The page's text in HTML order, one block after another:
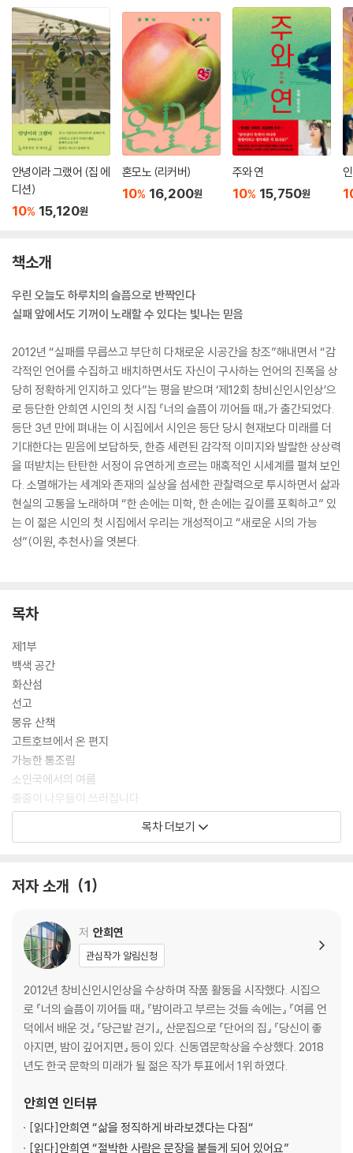
안녕이라 그랬어 (집 에
디션)
10% 15,120원
혼모노 (리커버)
10% 16,200원
주와 연
10% 15,750원
책소개
우린 오늘도 하루치의 슬픔으로 반짝인다
실패 앞에서도 기꺼이 노래할 수 있다는 빛나는 믿음
2012년 “실패를 무릅쓰고 부단히 다채로운 시공간을 창조”해내면서 “감
각적인 언어를 수집하고 배치하면서도 자신이 구사하는 언어의 진폭을 상
당히 정확하게 인지하고 있다”는 평을 받으며 ‘제12회 창비신인시인상’으
로 등단한 안희연 시인의 첫 시집 『너의 슬픔이 끼어들 때』가 출간되었다.
등단 3년 만에 펴내는 이 시집에서 시인은 등단 당시 현재보다 미래를 더
기대한다는 믿음에 보답하듯, 한층 세련된 감각적 이미지와 발랄한 상상력
을 떠받치는 탄탄한 서정이 유연하게 흐르는 매혹적인 시세계를 펼쳐 보인
다. 소멸해가는 세계와 존재의 실상을 섬세한 관찰력으로 투시하면서 삶과
현실의 고통을 노래하며 “한 손에는 미학, 한 손에는 깊이를 포획하고” 있
는 이 젊은 시인의 첫 시집에서 우리는 개성적이고 “새로운 시의 가능
성”(이원, 추천사)을 엿본다.
목차
제1부
백색 공간
화산섬
선고
몽유 산책
고트호브에서 온 편지
가능한 통조림
소인국에서의 여름
줄줄이 나무들이 쓰러집니다
히스테리아
제2부
프랙털
입체 안경
하나 그리고 둘
나의 작은 베르나르두 소아레스 씨
파트너
각자의 코끼리
산책자
토성의 영향 아래
토끼가 살지 않는 숲
목차 더보기
저자 소개 1
저 안희연
관심작가 알림신청
2012년 창비신인시인상을 수상하며 작품 활동을 시작했다. 시집으
로 『너의 슬픔이 끼어들 때』 『밤이라고 부르는 것들 속에는』 『여름 언
덕에서 배운 것』 『당근밭 걷기』, 산문집으로 『단어의 집』 『당신이 좋
아지면, 밤이 깊어지면』 등이 있다. 신동엽문학상을 수상했다. 2018
년도 한국 문학의 미래가 될 젊은 작가 투표에서 1위 하였다.
안희연 인터뷰
[읽다]안희연 “삶을 정직하게 바라보겠다는 다짐“
[읽다]안희연 “절박한 사람은 문장을 붙들게 되어 있어요”